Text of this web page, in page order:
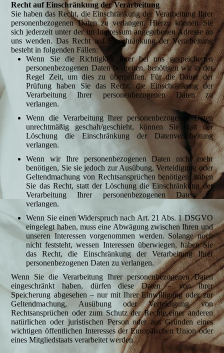
Recht auf Einschränkung der Verarbeitung
Sie haben das Recht, die Einschränkung der Verarbeitung Ihrer
personenbezogenen Daten zu verlangen. Hierzu können Sie
sich jederzeit unter der im Impressum angegebenen Adresse an
uns wenden. Das Recht auf Einschränkung der Verarbeitung
besteht in folgenden Fällen:
Wenn Sie die Richtigkeit Ihrer bei uns gespeicherten
personenbezogenen Daten bestreiten, benötigen wir in der
Regel Zeit, um dies zu überprüfen. Für die Dauer der
Prüfung haben Sie das Recht, die Einschränkung der
Verarbeitung Ihrer personenbezogenen Daten zu
verlangen.
Wenn die Verarbeitung Ihrer personenbezogenen Daten
unrechtmäßig geschah/geschieht, können Sie statt der
Löschung die Einschränkung der Datenverarbeitung
verlangen.
Wenn wir Ihre personenbezogenen Daten nicht mehr
benötigen, Sie sie jedoch zur Ausübung, Verteidigung oder
Geltendmachung von Rechtsansprüchen benötigen, haben
Sie das Recht, statt der Löschung die Einschränkung der
Verarbeitung Ihrer personenbezogenen Daten zu
verlangen.
Wenn Sie einen Widerspruch nach Art. 21 Abs. 1 DSGVO
eingelegt haben, muss eine Abwägung zwischen Ihren und
unseren Interessen vorgenommen werden. Solange noch
nicht feststeht, wessen Interessen überwiegen, haben Sie
das Recht, die Einschränkung der Verarbeitung Ihrer
personenbezogenen Daten zu verlangen.
Wenn Sie die Verarbeitung Ihrer personenbezogenen Daten
eingeschränkt haben, dürfen diese Daten – von ihrer
Speicherung abgesehen – nur mit Ihrer Einwilligung oder zur
Geltendmachung, Ausübung oder Verteidigung von
Rechtsansprüchen oder zum Schutz der Rechte einer anderen
natürlichen oder juristischen Person oder aus Gründen eines
wichtigen öffentlichen Interesses der Europäischen Union oder
eines Mitgliedstaats verarbeitet werden.